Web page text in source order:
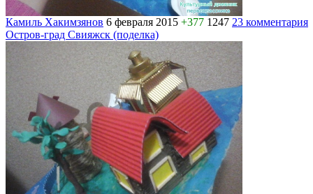
Камиль Хакимзянов 6 февраля 2015 +377 1247 23 комментария
Остров-град Свияжск (поделка)